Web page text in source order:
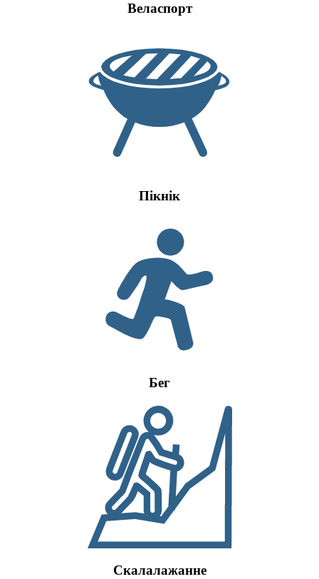
Веласпорт
Пікнік
Бег
Скалалажанне